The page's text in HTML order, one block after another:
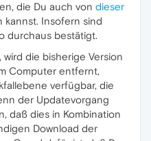
die Du auch von dieser
kannst. Insofern sind
durchaus bestätigt.
wird die bisherige Version
Computer entfernt,
verfügbar, die
der Updatevorgang
daß dies in Kombination
Download der